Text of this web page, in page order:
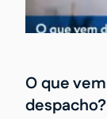
O que